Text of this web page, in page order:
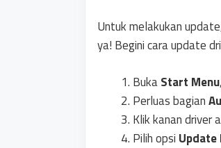
Untuk melakukan
ya! Begini cara update
BukaStart Menu
Perluas bagian
Klik kanan driver
Pilih opsi Update